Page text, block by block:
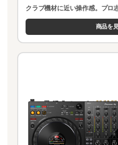
クラブ機材に近い操作感。プロ
商品を